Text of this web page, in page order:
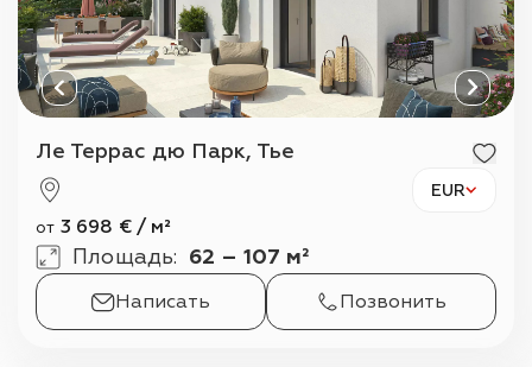
Ле Террас дю Парк, Тье
EUR
от 3 698 € / м²
Площадь: 62 – 107 м²
Написать Позвонить